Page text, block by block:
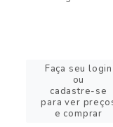
Faça seu login
ou
cadastre-se
para ver
e comprar